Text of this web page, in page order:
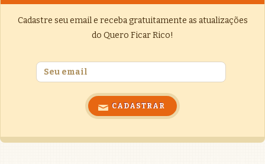
Cadastre seu email e receba gratuitamente as atualizações
do Quero Ficar Rico!